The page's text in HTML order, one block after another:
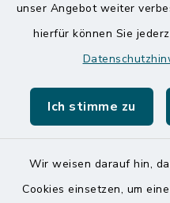
unser Angebot weiter
hierfür können Sie
Ich stimme zu
Wir weisen darauf hin,
Cookies einsetzen, um